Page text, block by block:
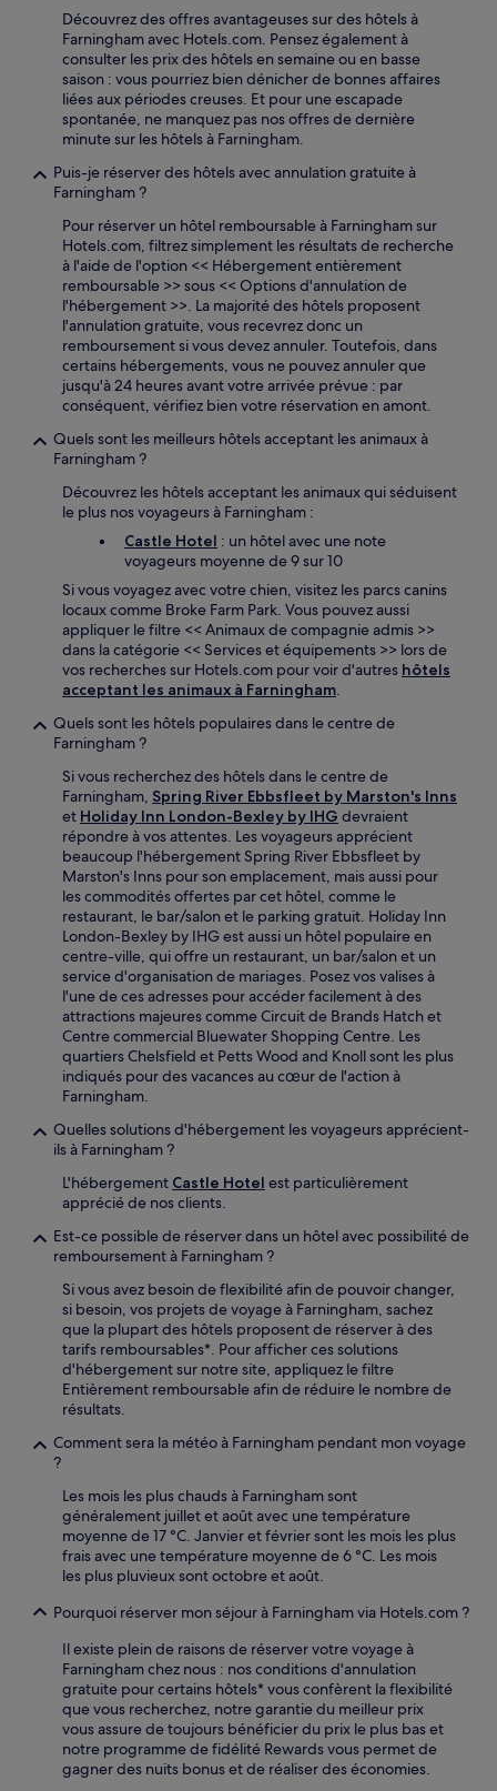
Découvrez des offres avantageuses sur des hôtels à
Farningham avec Hotels.com. Pensez également à
consulter les prix des hôtels en semaine ou en basse
saison : vous pourriez bien dénicher de bonnes affaires
liées aux périodes creuses. Et pour une escapade
spontanée, ne manquez pas nos offres de dernière
minute sur les hôtels à Farningham.
Puis-je réserver des hôtels avec annulation gratuite à
Farningham ?
Pour réserver un hôtel remboursable à Farningham sur
Hotels.com, filtrez simplement les résultats de recherche
à l'aide de l'option << Hébergement entièrement
remboursable >> sous << Options d'annulation de
l'hébergement >>. La majorité des hôtels proposent
l'annulation gratuite, vous recevrez donc un
remboursement si vous devez annuler. Toutefois, dans
certains hébergements, vous ne pouvez annuler que
jusqu'à 24 heures avant votre arrivée prévue : par
conséquent, vérifiez bien votre réservation en amont.
Quels sont les meilleurs hôtels acceptant les animaux à
Farningham ?
Découvrez les hôtels acceptant les animaux qui séduisent
le plus nos voyageurs à Farningham :
Castle Hotel : un hôtel avec une note
voyageurs moyenne de 9 sur 10
Si vous voyagez avec votre chien, visitez les parcs canins
locaux comme Broke Farm Park. Vous pouvez aussi
appliquer le filtre << Animaux de compagnie admis >>
dans la catégorie << Services et équipements >> lors de
vos recherches sur Hotels.com pour voir d'autres hôtels
acceptant les animaux à Farningham.
Quels sont les hôtels populaires dans le centre de
Farningham ?
Si vous recherchez des hôtels dans le centre de
Farningham, Spring River Ebbsfleet by Marston's Inns
et Holiday Inn London-Bexley by IHG devraient
répondre à vos attentes. Les voyageurs apprécient
beaucoup l'hébergement Spring River Ebbsfleet by
Marston's Inns pour son emplacement, mais aussi pour
les commodités offertes par cet hôtel, comme le
restaurant, le bar/salon et le parking gratuit. Holiday Inn
London-Bexley by IHG est aussi un hôtel populaire en
centre-ville, qui offre un restaurant, un bar/salon et un
service d'organisation de mariages. Posez vos valises à
l'une de ces adresses pour accéder facilement à des
attractions majeures comme Circuit de Brands Hatch et
Centre commercial Bluewater Shopping Centre. Les
quartiers Chelsfield et Petts Wood and Knoll sont les plus
indiqués pour des vacances au cœur de l'action à
Farningham.
Quelles solutions d'hébergement les voyageurs apprécient-
ils à Farningham ?
L'hébergement Castle Hotel est particulièrement
apprécié de nos clients.
Est-ce possible de réserver dans un hôtel avec possibilité de
remboursement à Farningham ?
Si vous avez besoin de flexibilité afin de pouvoir changer,
si besoin, vos projets de voyage à Farningham, sachez
que la plupart des hôtels proposent de réserver à des
tarifs remboursables*. Pour afficher ces solutions
d'hébergement sur notre site, appliquez le filtre
Entièrement remboursable afin de réduire le nombre de
résultats.
Comment sera la météo à Farningham pendant mon voyage
?
Les mois les plus chauds à Farningham sont
généralement juillet et août avec une température
moyenne de 17 °C. Janvier et février sont les mois les plus
frais avec une température moyenne de 6 °C. Les mois
les plus pluvieux sont octobre et août.
Pourquoi réserver mon séjour à Farningham via Hotels.com ?
Il existe plein de raisons de réserver votre voyage à
Farningham chez nous : nos conditions d'annulation
gratuite pour certains hôtels* vous confèrent la flexibilité
que vous recherchez, notre garantie du meilleur prix
vous assure de toujours bénéficier du prix le plus bas et
notre programme de fidélité Rewards vous permet de
gagner des nuits bonus et de réaliser des économies.